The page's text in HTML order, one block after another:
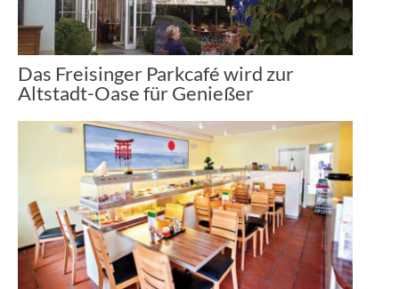
Das Freisinger Parkcafé wird zur
Altstadt-Oase für Genießer